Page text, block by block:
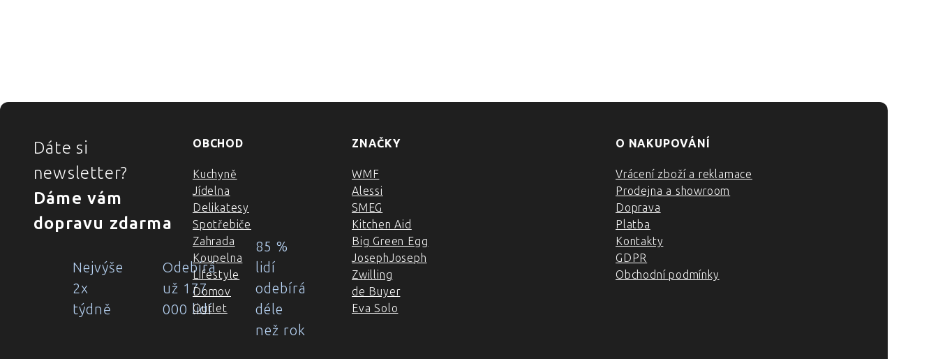
ZÁPATÍ
Dáte si
newsletter?
Dáme vám
dopravu zdarma
Nejvýše
2x
týdně
Odebírá
už 177
000 lidí
85 %
lidí
odebírá
déle
než rok
OBCHOD
Kuchyně
Jídelna
Delikatesy
Spotřebiče
Zahrada
Koupelna
Lifestyle
Domov
Outlet
ZNAČKY
WMF
Alessi
SMEG
Kitchen Aid
Big Green Egg
JosephJoseph
Zwilling
de Buyer
Eva Solo
O NAKUPOVÁNÍ
Vrácení zboží a reklamace
Prodejna a showroom
Doprava
Platba
Kontakty
GDPR
Obchodní podmínky